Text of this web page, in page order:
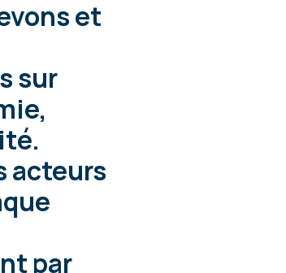
et
sur
acteurs
par